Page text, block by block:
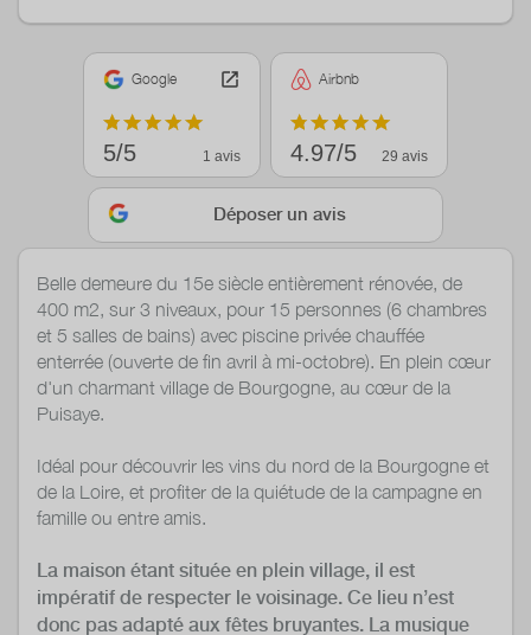
Google
5/5 1 avis
Airbnb
4.97/5 29 avis
Déposer un avis
Belle demeure du 15e siècle entièrement rénovée, de
400 m2, sur 3 niveaux, pour 15 personnes (6 chambres
et 5 salles de bains) avec piscine privée chauffée
enterrée (ouverte de fin avril à mi-octobre). En plein cœur
d'un charmant village de Bourgogne, au cœur de la
Puisaye.
Idéal pour découvrir les vins du nord de la Bourgogne et
de la Loire, et profiter de la quiétude de la campagne en
famille ou entre amis.
La maison étant située en plein village, il est
impératif de respecter le voisinage. Ce lieu n’est
donc pas adapté aux fêtes bruyantes. La musique